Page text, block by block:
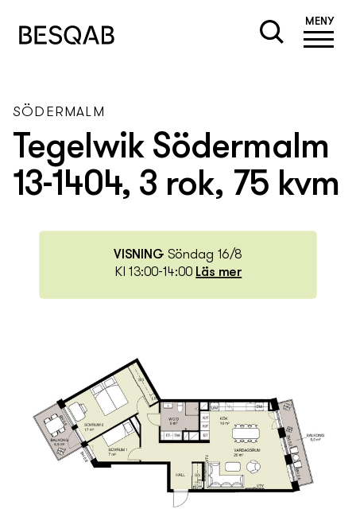
MENY
SÖDERMALM
Tegelwik Södermalm
13-1404, 3 rok, 75 kvm
VISNING Söndag 16/8
Kl 13:00-14:00 Läs mer